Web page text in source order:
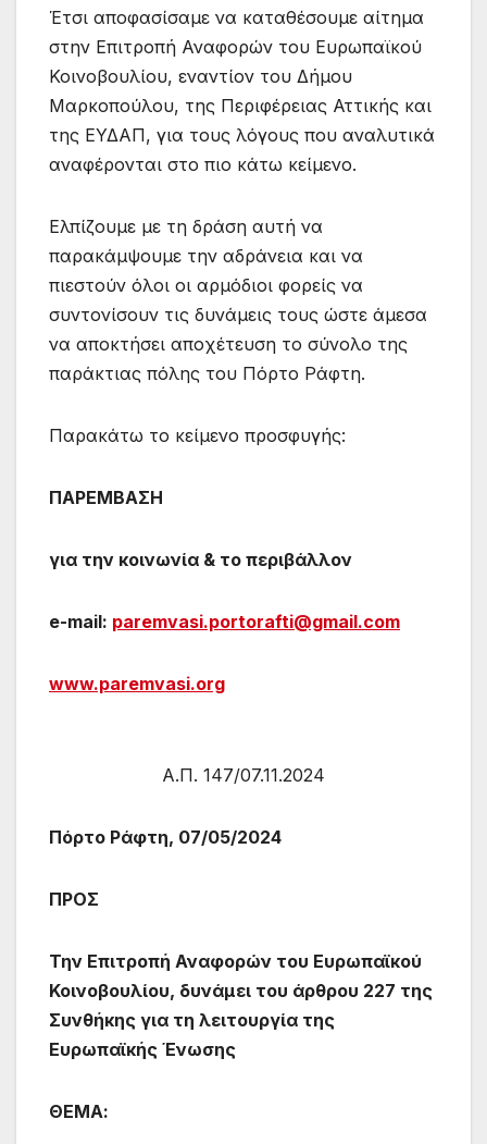
Έτσι αποφασίσαμε να καταθέσουμε αίτημα
στην Επιτροπή Αναφορών του Ευρωπαϊκού
Κοινοβουλίου, εναντίον του Δήμου
Μαρκοπούλου, της Περιφέρειας Αττικής και
της ΕΥΔΑΠ, για τους λόγους που αναλυτικά
αναφέρονται στο πιο κάτω κείμενο.
Ελπίζουμε με τη δράση αυτή να
παρακάμψουμε την αδράνεια και να
πιεστούν όλοι οι αρμόδιοι φορείς να
συντονίσουν τις δυνάμεις τους ώστε άμεσα
να αποκτήσει αποχέτευση το σύνολο της
παράκτιας πόλης του Πόρτο Ράφτη.
Παρακάτω το κείμενο προσφυγής:
ΠΑΡΕΜΒΑΣΗ
για την κοινωνία & το περιβάλλον
e-mail: paremvasi.portorafti@gmail.com
www.paremvasi.org
Α.Π. 147/07.11.2024
Πόρτο Ράφτη, 07/05/2024
ΠΡΟΣ
Την Επιτροπή Αναφορών του Ευρωπαϊκού
Κοινοβουλίου, δυνάμει του άρθρου 227 της
Συνθήκης για τη λειτουργία της
Ευρωπαϊκής Ένωσης
ΘΕΜΑ: